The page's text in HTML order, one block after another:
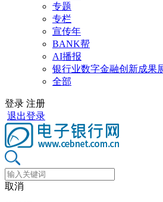
专题
专栏
宣传年
BANK帮
AI播报
银行业数字金融创新成果
全部
登录 注册
退出登录
取消